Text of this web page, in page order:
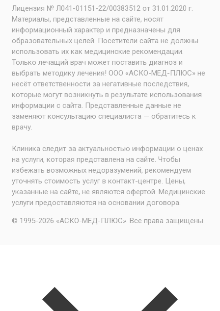
Лицензия № Л041-01151-22/00383512 от 31.01.2020 г.
Материалы, представленные на сайте, носят
информационный характер и предназначены для
образовательных целей. Посетители сайта не должны
использовать их как медицинские рекомендации.
Только лечащий врач может поставить диагноз и
выбрать методику лечения! ООО «АСКО-МЕД-ПЛЮС» не
несёт ответственности за негативные последствия,
которые могут возникнуть в результате использования
информации с сайта. Представленные данные не
заменяют консультацию специалиста — обратитесь к
врачу.
Клиника следит за актуальностью информации о ценах
на услуги, которая представлена на сайте. Чтобы
избежать возможных недоразумений, рекомендуем
уточнять стоимость услуг в контакт-центре. Цены,
указанные на сайте, не являются офертой. Медицинские
услуги предоставляются на основании договора.
© 1995-2026 «АСКО-МЕД-ПЛЮС». Все права защищены.